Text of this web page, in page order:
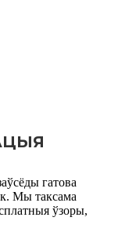
гатова
Мы таксама
ўзоры,